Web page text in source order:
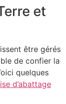
et
être gérés
de confier la
quelques
d’abattage